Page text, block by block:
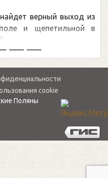
верный выход из
и щепетильной в
cookie
Поляны